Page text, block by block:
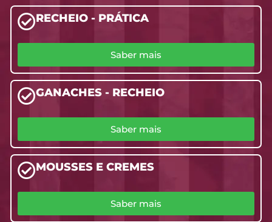
RECHEIO - PRÁTICA
Saber mais
GANACHES - RECHEIO
Saber mais
MOUSSES E CREMES
Saber mais